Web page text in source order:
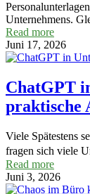
Unternehmens.
Read more
Juni 17, 2026
ChatGPT
praktische
Viele Spätestens
fragen sich viele
Read more
Juni 3, 2026